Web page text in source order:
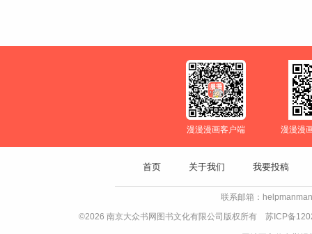
漫漫漫画客户端 漫漫漫
首页 关于我们 我要投稿
联系邮箱：
©2026 南京大众书网图书文化有限公司版权所有 苏ICP备